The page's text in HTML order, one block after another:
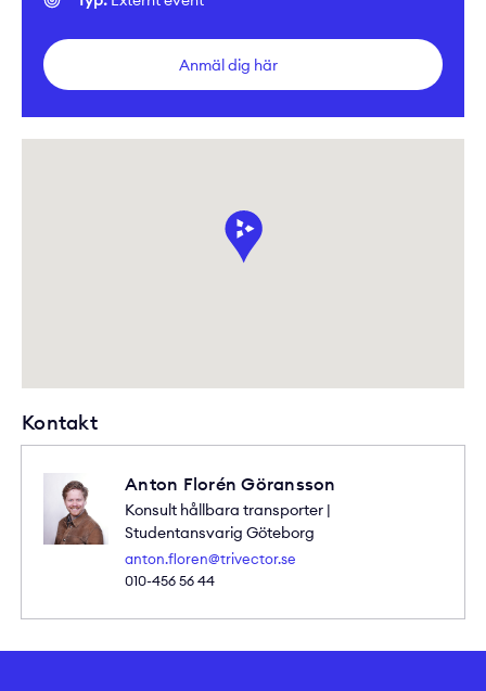
Anmäl dig här
Kontakt
Anton Florén Göransson
Konsult hållbara transporter |
Studentansvarig Göteborg
anton.floren@trivector.se
010-456 56 44